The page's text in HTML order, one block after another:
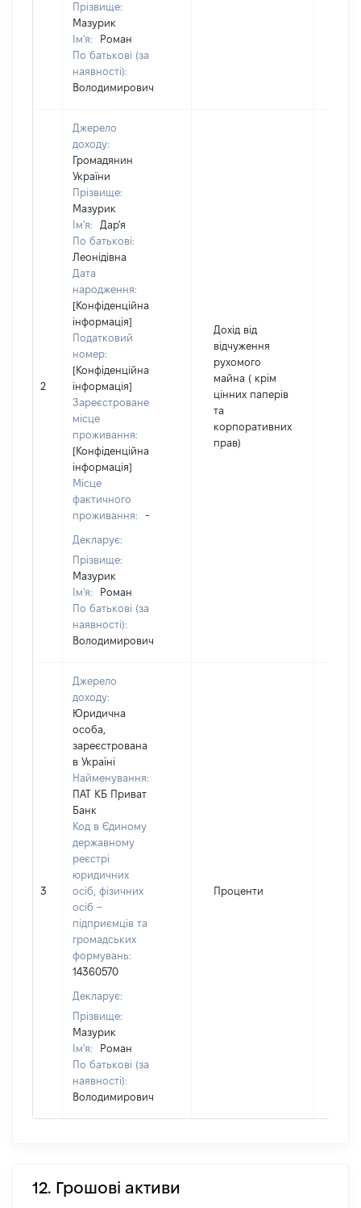
Прізвище:
Мазурик
Ім'я:
Роман
По батькові (за
наявності):
Володимирович
2
Джерело
доходу:
Громадянин
України
Прізвище:
Мазурик
Ім'я:
Дар'я
По батькові:
Леонідівна
Дата
народження:
[Конфіденційна
інформація]
Податковий
номер:
[Конфіденційна
інформація]
Зареєстроване
місце
проживання:
[Конфіденційна
інформація]
Місце
фактичного
проживання:
-
Декларує:
Прізвище:
Мазурик
Ім'я:
Роман
По батькові (за
наявності):
Володимирович
Дохід від
відчуження
рухомого
майна ( крім
цінних паперів
та
корпоративних
прав)
3
Джерело
доходу:
Юридична
особа,
зареєстрована
в Україні
Найменування:
ПАТ КБ Приват
Банк
Код в Єдиному
державному
реєстрі
юридичних
осіб, фізичних
осіб –
підприємців та
громадських
формувань:
14360570
Декларує:
Прізвище:
Мазурик
Ім'я:
Роман
По батькові (за
наявності):
Володимирович
Проценти
12. Грошові активи